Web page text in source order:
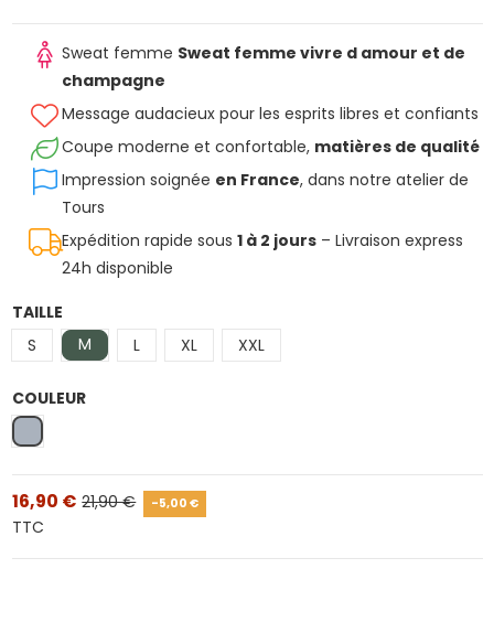
Sweat femme Sweat femme vivre d amour et de
champagne
Message audacieux pour les esprits libres et confiants
Coupe moderne et confortable, matières de qualité
Impression soignée en France, dans notre atelier de
Tours
Expédition rapide sous 1 à 2 jours– Livraison express
24h disponible
TAILLE
S
M L XL XXL
COULEUR
Gris
16,90 € 21,90 € -5,00 €
TTC